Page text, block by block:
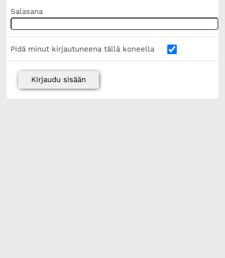
Salasana
Pidä minut kirjautuneena tällä koneella